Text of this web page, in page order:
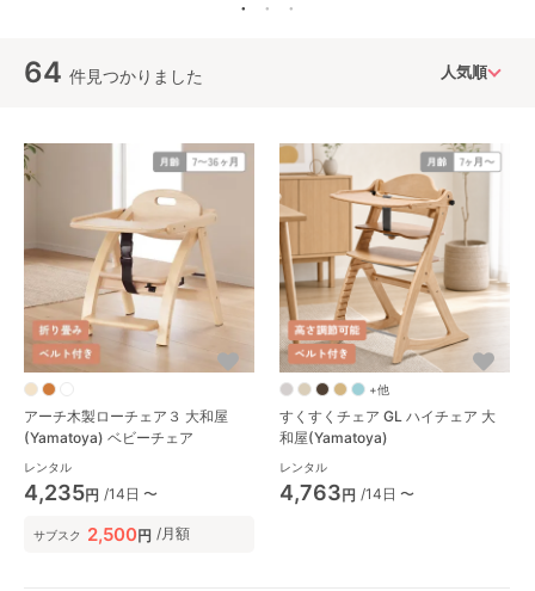
64 件見つかりました
アーチ木製ローチェア３ 大和屋
(Yamatoya) ベビーチェア
レンタル
4,235円 /14日 〜
サブスク 2,500円 /月額
+他
すくすくチェア GL ハイチェア 大
和屋(Yamatoya)
レンタル
4,763円 /14日 〜